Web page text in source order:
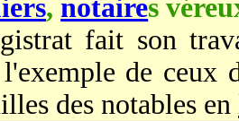
,notaires
fait son
de ceux
des notables en